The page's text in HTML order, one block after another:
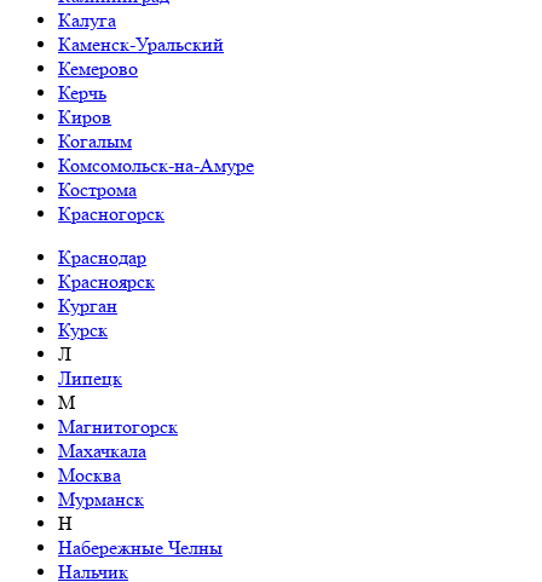
Калуга
Каменск-Уральский
Кемерово
Керчь
Киров
Когалым
Комсомольск-на-Амуре
Кострома
Красногорск
Краснодар
Красноярск
Курган
Курск
Л
Липецк
М
Магнитогорск
Махачкала
Москва
Мурманск
Н
Набережные Челны
Нальчик